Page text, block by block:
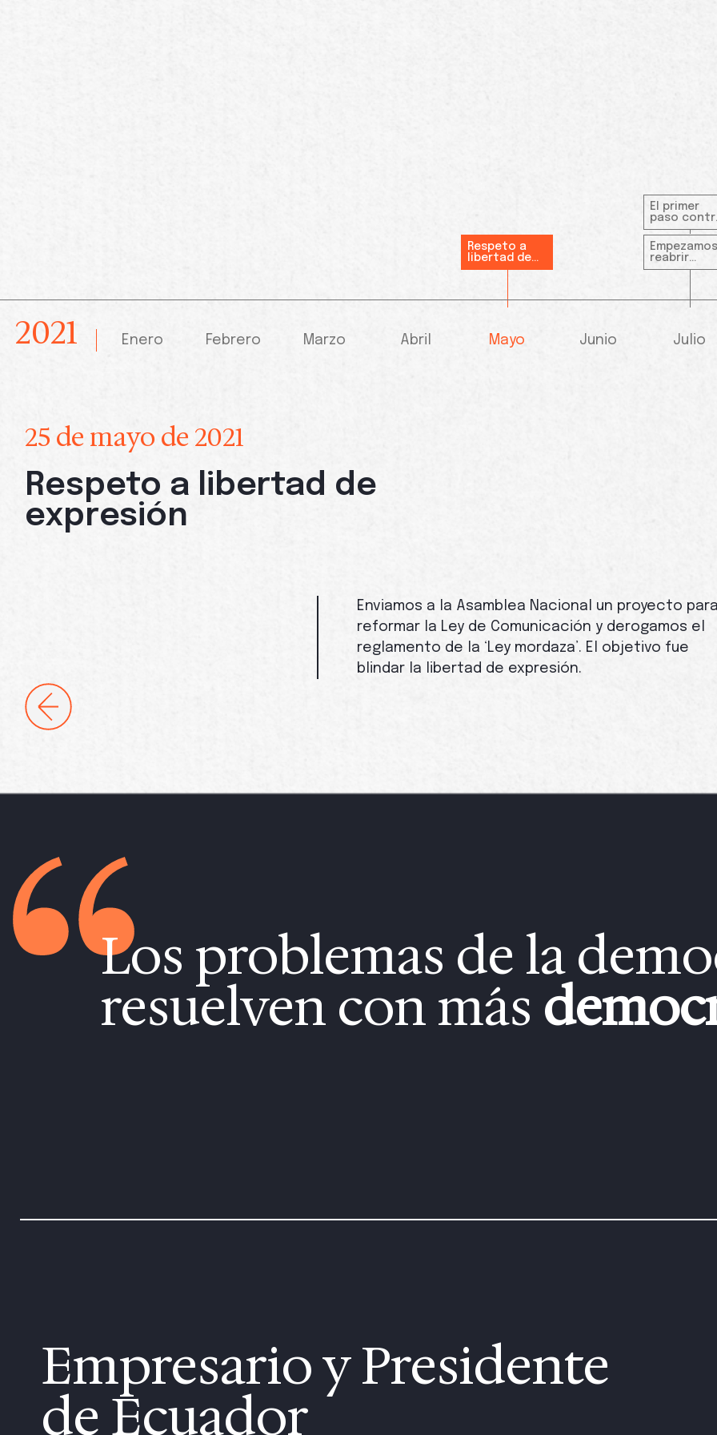
2021 Enero Febrero Marzo Abril Mayo
Respeto a
libertad de
expresión
Junio Julio
El primer
paso
la DCI
reabrir
escuelas
25 de mayo de 2021
Respeto a libertad de
expresión
Enviamos a la Asamblea Nacional un proyecto
reformar la Ley de Comunicación y derogamos el
reglamento de la ‘Ley mordaza’. El objetivo fue
blindar la libertad de expresión.
Los problemas de la
resuelven con más
Empresario y Presidente
de Ecuador